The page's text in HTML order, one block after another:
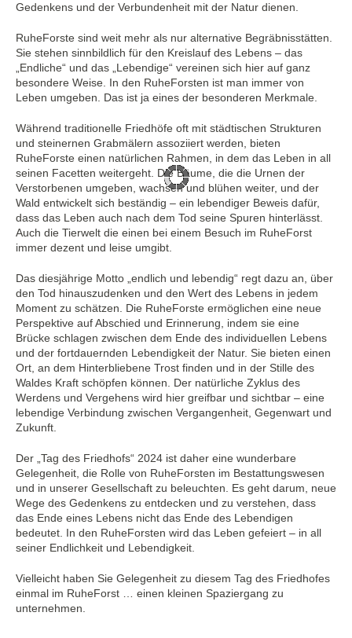
Gedenkens und der Verbundenheit mit der Natur dienen.
RuheForste sind weit mehr als nur alternative Begräbnisstätten.
Sie stehen sinnbildlich für den Kreislauf des Lebens – das
„Endliche“ und das „Lebendige“ vereinen sich hier auf ganz
besondere Weise. In den RuheForsten ist man immer von
Leben umgeben. Das ist ja eines der besonderen Merkmale.
Während traditionelle Friedhöfe oft mit städtischen Strukturen
und steinernen Grabmälern assoziiert werden, bieten
RuheForste einen natürlichen Rahmen, in dem das Leben in all
seinen Facetten weitergeht. Die Bäume, die die Urnen der
Verstorbenen umgeben, wachsen und blühen weiter, und der
Wald entwickelt sich beständig – ein lebendiger Beweis dafür,
dass das Leben auch nach dem Tod seine Spuren hinterlässt.
Auch die Tierwelt die einen bei einem Besuch im RuheForst
immer dezent und leise umgibt.
Das diesjährige Motto „endlich und lebendig“ regt dazu an, über
den Tod hinauszudenken und den Wert des Lebens in jedem
Moment zu schätzen. Die RuheForste ermöglichen eine neue
Perspektive auf Abschied und Erinnerung, indem sie eine
Brücke schlagen zwischen dem Ende des individuellen Lebens
und der fortdauernden Lebendigkeit der Natur. Sie bieten einen
Ort, an dem Hinterbliebene Trost finden und in der Stille des
Waldes Kraft schöpfen können. Der natürliche Zyklus des
Werdens und Vergehens wird hier greifbar und sichtbar – eine
lebendige Verbindung zwischen Vergangenheit, Gegenwart und
Zukunft.
Der „Tag des Friedhofs“ 2024 ist daher eine wunderbare
Gelegenheit, die Rolle von RuheForsten im Bestattungswesen
und in unserer Gesellschaft zu beleuchten. Es geht darum, neue
Wege des Gedenkens zu entdecken und zu verstehen, dass
das Ende eines Lebens nicht das Ende des Lebendigen
bedeutet. In den RuheForsten wird das Leben gefeiert – in all
seiner Endlichkeit und Lebendigkeit.
Vielleicht haben Sie Gelegenheit zu diesem Tag des Friedhofes
einmal im RuheForst … einen kleinen Spaziergang zu
unternehmen.